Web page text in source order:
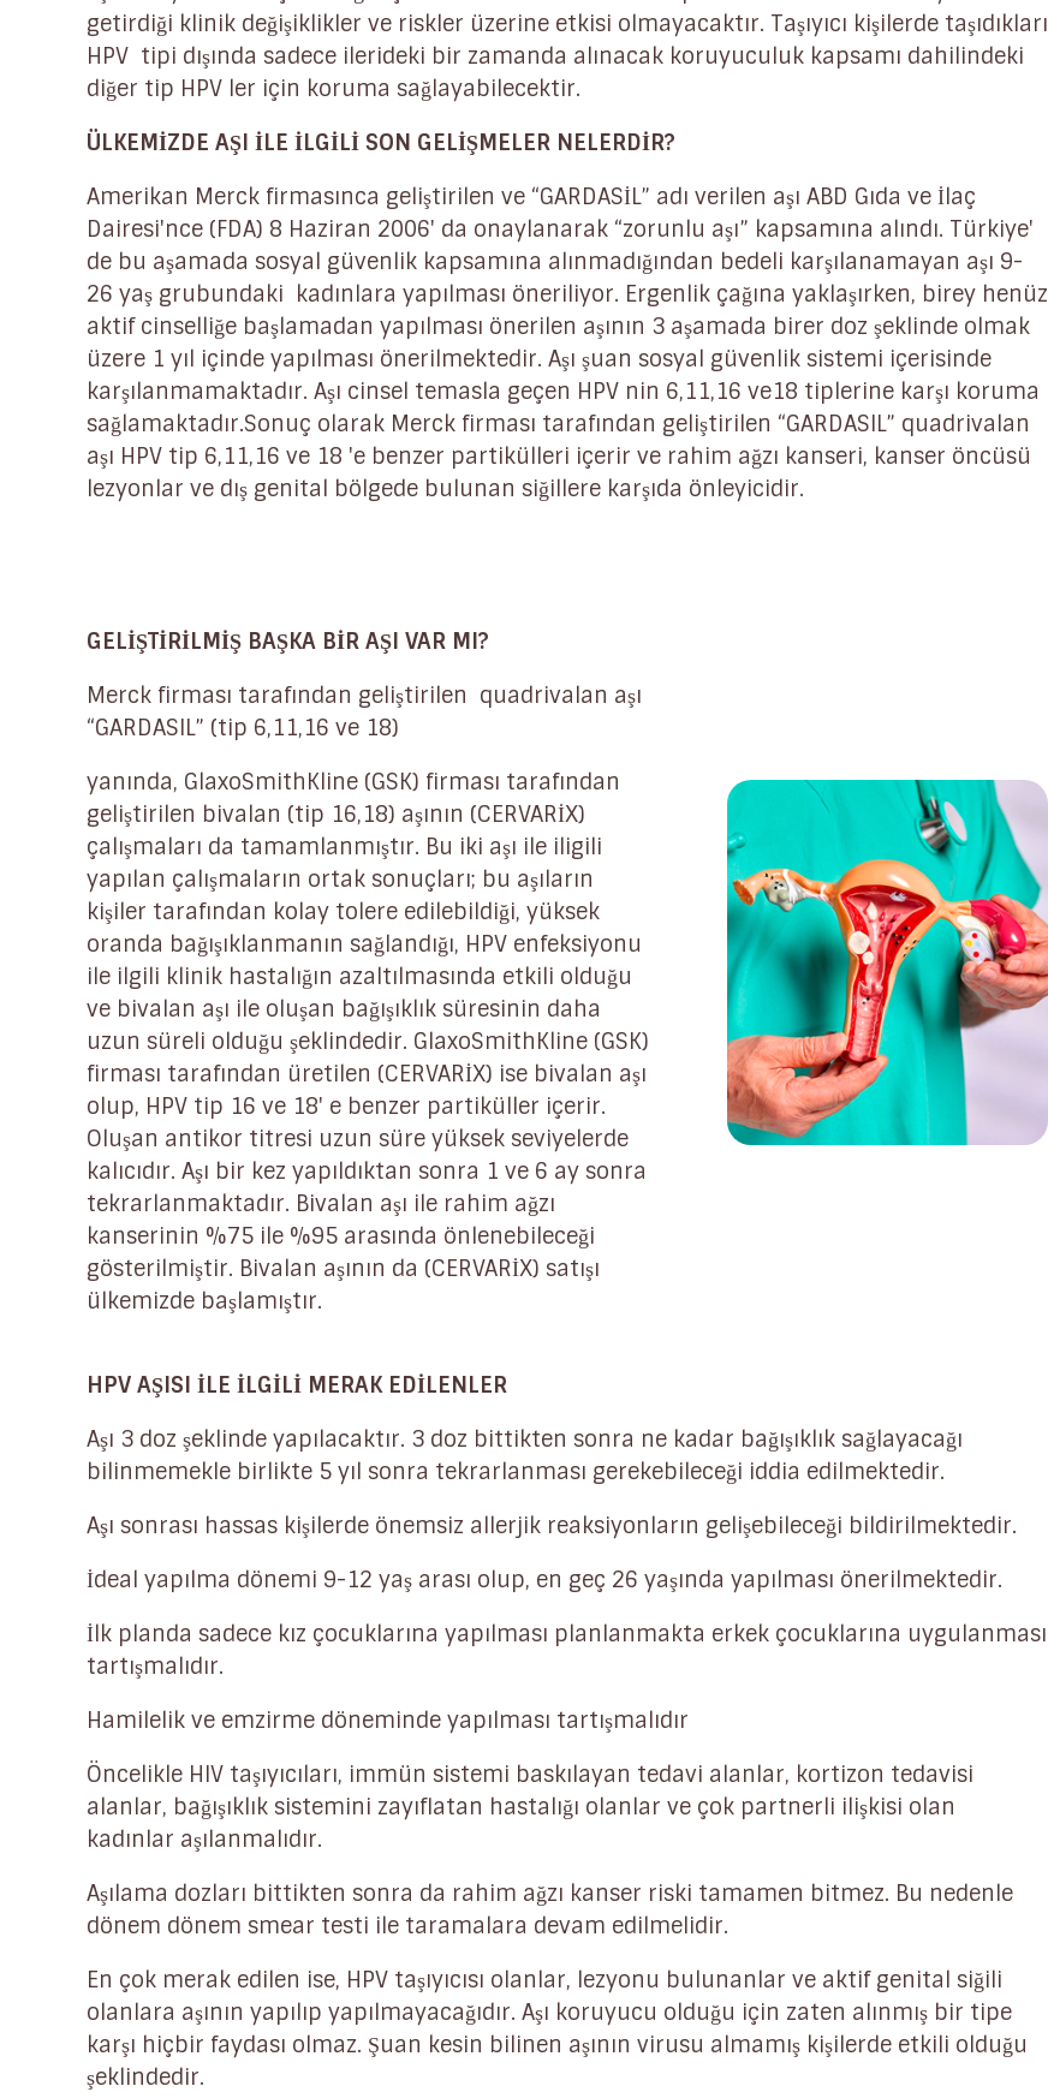
getirdiği klinik değişiklikler ve riskler üzerine etkisi olmayacaktır. Taşıyıcı kişilerde taşıdıkları
HPV tipi dışında sadece ilerideki bir zamanda alınacak koruyuculuk kapsamı dahilindeki
diğer tip HPV ler için koruma sağlayabilecektir.
ÜLKEMİZDE AŞI İLE İLGİLİ SON GELİŞMELER NELERDİR?
Amerikan Merck firmasınca geliştirilen ve “GARDASİL” adı verilen aşı ABD Gıda ve İlaç
Dairesi'nce (FDA) 8 Haziran 2006' da onaylanarak “zorunlu aşı” kapsamına alındı. Türkiye'
de bu aşamada sosyal güvenlik kapsamına alınmadığından bedeli karşılanamayan aşı 9-
26 yaş grubundaki kadınlara yapılması öneriliyor. Ergenlik çağına yaklaşırken, birey henüz
aktif cinselliğe başlamadan yapılması önerilen aşının 3 aşamada birer doz şeklinde olmak
üzere 1 yıl içinde yapılması önerilmektedir. Aşı şuan sosyal güvenlik sistemi içerisinde
karşılanmamaktadır. Aşı cinsel temasla geçen HPV nin 6,11,16 ve18 tiplerine karşı koruma
sağlamaktadır.Sonuç olarak Merck firması tarafından geliştirilen “GARDASIL” quadrivalan
aşı HPV tip 6,11,16 ve 18 'e benzer partikülleri içerir ve rahim ağzı kanseri, kanser öncüsü
lezyonlar ve dış genital bölgede bulunan siğillere karşıda önleyicidir.
GELİŞTİRİLMİŞ BAŞKA BİR AŞI VAR MI?
Merck firması tarafından geliştirilen quadrivalan aşı
“GARDASIL” (tip 6,11,16 ve 18)
yanında, GlaxoSmithKline (GSK) firması tarafından
geliştirilen bivalan (tip 16,18) aşının (CERVARİX)
çalışmaları da tamamlanmıştır. Bu iki aşı ile iligili
yapılan çalışmaların ortak sonuçları; bu aşıların
kişiler tarafından kolay tolere edilebildiği, yüksek
oranda bağışıklanmanın sağlandığı, HPV enfeksiyonu
ile ilgili klinik hastalığın azaltılmasında etkili olduğu
ve bivalan aşı ile oluşan bağışıklık süresinin daha
uzun süreli olduğu şeklindedir. GlaxoSmithKline (GSK)
firması tarafından üretilen (CERVARİX) ise bivalan aşı
olup, HPV tip 16 ve 18' e benzer partiküller içerir.
Oluşan antikor titresi uzun süre yüksek seviyelerde
kalıcıdır. Aşı bir kez yapıldıktan sonra 1 ve 6 ay sonra
tekrarlanmaktadır. Bivalan aşı ile rahim ağzı
kanserinin %75 ile %95 arasında önlenebileceği
gösterilmiştir. Bivalan aşının da (CERVARİX) satışı
ülkemizde başlamıştır.
HPV AŞISI İLE İLGİLİ MERAK EDİLENLER
Aşı 3 doz şeklinde yapılacaktır. 3 doz bittikten sonra ne kadar bağışıklık sağlayacağı
bilinmemekle birlikte 5 yıl sonra tekrarlanması gerekebileceği iddia edilmektedir.
Aşı sonrası hassas kişilerde önemsiz allerjik reaksiyonların gelişebileceği bildirilmektedir.
İdeal yapılma dönemi 9-12 yaş arası olup, en geç 26 yaşında yapılması önerilmektedir.
İlk planda sadece kız çocuklarına yapılması planlanmakta erkek çocuklarına uygulanması
tartışmalıdır.
Hamilelik ve emzirme döneminde yapılması tartışmalıdır
Öncelikle HIV taşıyıcıları, immün sistemi baskılayan tedavi alanlar, kortizon tedavisi
alanlar, bağışıklık sistemini zayıflatan hastalığı olanlar ve çok partnerli ilişkisi olan
kadınlar aşılanmalıdır.
Aşılama dozları bittikten sonra da rahim ağzı kanser riski tamamen bitmez. Bu nedenle
dönem dönem smear testi ile taramalara devam edilmelidir.
En çok merak edilen ise, HPV taşıyıcısı olanlar, lezyonu bulunanlar ve aktif genital siğili
olanlara aşının yapılıp yapılmayacağıdır. Aşı koruyucu olduğu için zaten alınmış bir tipe
karşı hiçbir faydası olmaz. Şuan kesin bilinen aşının virusu almamış kişilerde etkili olduğu
şeklindedir.